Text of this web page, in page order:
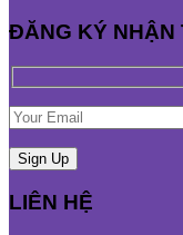
ĐĂNG KÝ NHẬN
LIÊN HỆ